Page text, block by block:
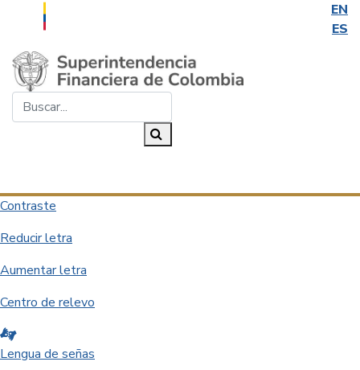
EN
ES
Saltar al contenido principal
Contraste
Reducir letra
Aumentar letra
Centro de relevo
Lengua de señas